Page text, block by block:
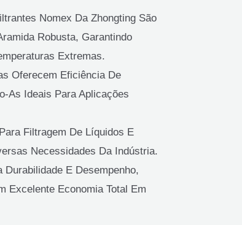
Nomex Da Zhongting São
Robusta, Garantindo
Extremas.
Oferecem Eficiência De
As Ideais Para Aplicações
Filtragem De Líquidos E
Necessidades Da Indústria.
Durabilidade E Desempenho,
Excelente Economia Total Em